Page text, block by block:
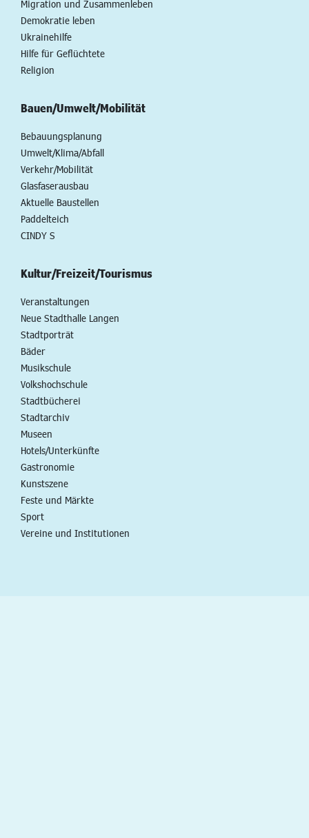
Migration und Zusammenleben
Demokratie leben
Ukrainehilfe
Hilfe für Geflüchtete
Religion
Bauen/Umwelt/Mobilität
Bebauungsplanung
Umwelt/Klima/Abfall
Verkehr/Mobilität
Glasfaserausbau
Aktuelle Baustellen
Paddelteich
CINDY S
Kultur/Freizeit/Tourismus
Veranstaltungen
Neue Stadthalle Langen
Stadtporträt
Bäder
Musikschule
Volkshochschule
Stadtbücherei
Stadtarchiv
Museen
Hotels/Unterkünfte
Gastronomie
Kunstszene
Feste und Märkte
Sport
Vereine und Institutionen